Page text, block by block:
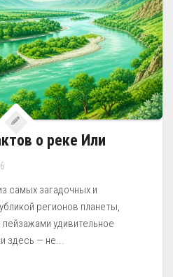
о реке Или
самых загадочных и
регионов планеты,
удивительное
здесь — не...